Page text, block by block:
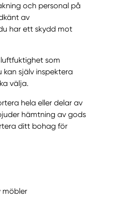
och personal på
av
har ett skydd mot
som
själv inspektera
välja.
hela eller delar av
hämtning av gods
ditt bohag för
möbler